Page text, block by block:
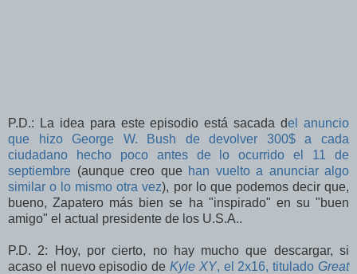
P.D.: La idea para este episodio está sacada del anuncio
que hizo George W. Bush de devolver 300$ a cada
ciudadano hecho poco antes de lo ocurrido el 11 de
septiembre (aunque creo que han vuelto a anunciar algo
similar o lo mismo otra vez), por lo que podemos decir que,
bueno, Zapatero más bien se ha "inspirado" en su "buen
amigo" el actual presidente de los U.S.A..
P.D. 2: Hoy, por cierto, no hay mucho que descargar, si
acaso el nuevo episodio de Kyle XY, el 2x16, tituladoGreat